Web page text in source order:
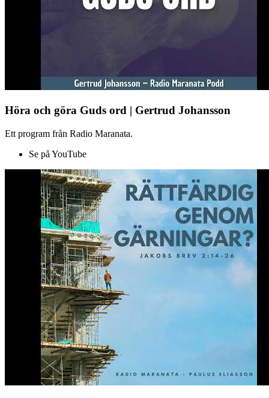
Höra och göra Guds ord | Gertrud Johansson
Ett program från Radio Maranata.
Se på YouTube